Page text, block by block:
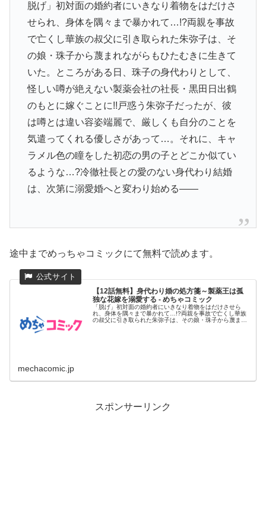
脱げ」初対面の婚約者にいきなり着物をはだけさ
せられ、身体を隅々まで暴かれて…!?両親を事故
で亡くし華族の叔父に引き取られた朱弥子は、そ
の娘・珠子から蔑まれながらもひたむきに生きて
いた。ところがある日、珠子の身代わりとして、
怪しい噂が絶えない製薬会社の社長・黒田日出鶴
のもとに嫁ぐことに!!戸惑う朱弥子だったが、彼
は噂とは違い容姿端麗で、厳しくも自分のことを
気遣ってくれる優しさがあって…。それに、キャ
ラメル色の瞳をした初恋の男の子とどこか似てい
るような…?冷徹社長との愛のない身代わり結婚
は、次第に溺愛婚へと変わり始める――
途中までめっちゃコミックにて無料で読めます。
【12話無料】身代わり婚の処方箋～製薬王は孤
独な花嫁を溺愛する - めちゃコミック
「脱げ」初対面の婚約者にいきなり着物をはだけさせら
れ、身体を隅々まで暴かれて…!?両親を事故で亡くし華族
の叔父に引き取られた朱弥子は、その娘・珠子から蔑まれ
mechacomic.jp
スポンサーリンク